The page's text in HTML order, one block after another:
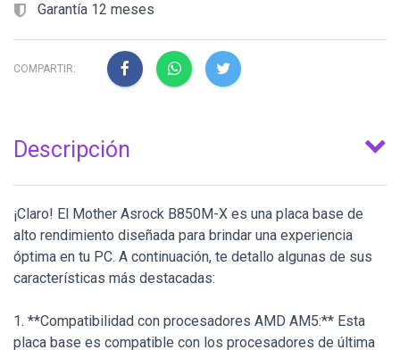
Garantía 12 meses
COMPARTIR:
Descripción
¡Claro! El Mother Asrock B850M-X es una placa base de
alto rendimiento diseñada para brindar una experiencia
óptima en tu PC. A continuación, te detallo algunas de sus
características más destacadas:
1. **Compatibilidad con procesadores AMD AM5:** Esta
placa base es compatible con los procesadores de última